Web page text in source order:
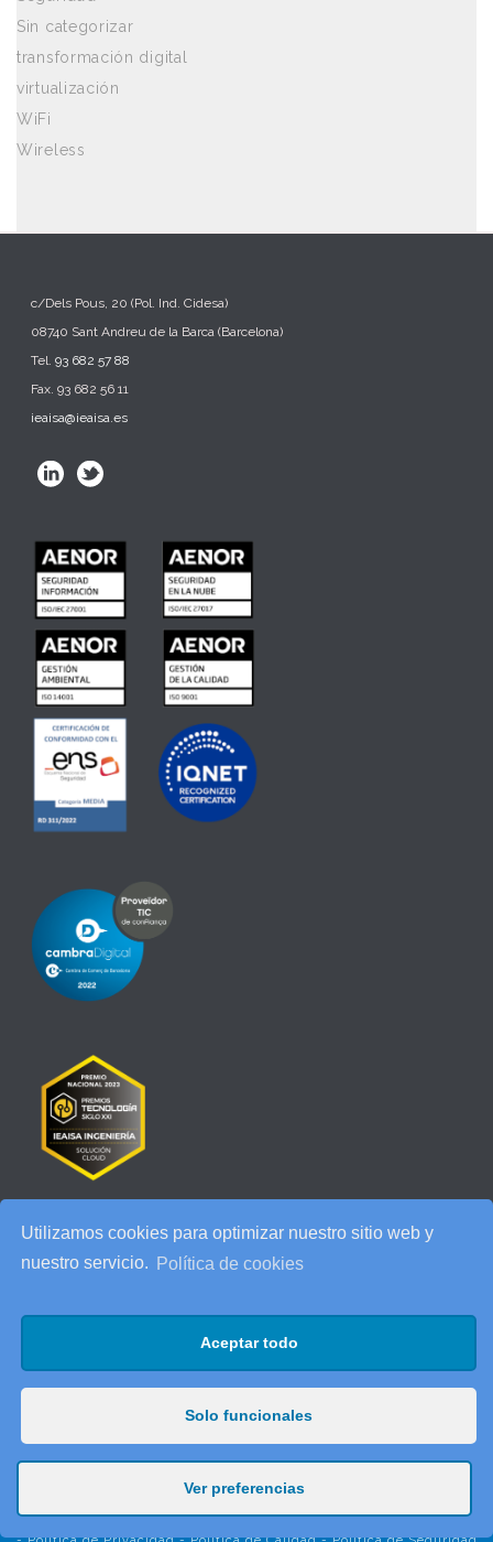
Utilizamos cookies para optimizar nuestro sitio web y
nuestro servicio.
Política de cookies
Aceptar todo
Solo funcionales
Ver preferencias
Sin categorizar
transformación digital
virtualización
WiFi
Wireless
c/Dels Pous, 20 (Pol. Ind. Cidesa)
08740 Sant Andreu de la Barca (Barcelona)
Tel.93 682 57 88
Fax. 93 682 56 11
ieaisa@ieaisa.es
IA de ESADE
25 años de IEAISA: una celebración para recordar
AI Act: qué cambia para tu empresa y cómo prepararte
© 2025 IEAISA Ingeniería. c/Dels Pous, 20 (Pol. Ind. Cidesa) 08740